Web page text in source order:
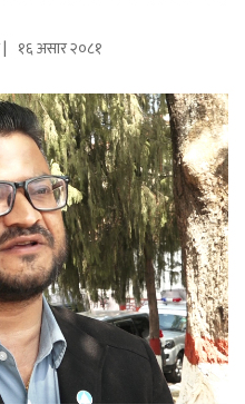
१६ असार २०८१